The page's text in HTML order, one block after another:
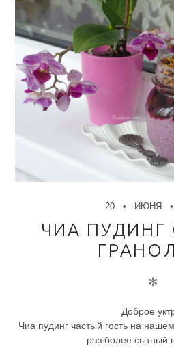
20 ИЮНЯ
ЧИА ПУДИНГ
✻
Доброе
Чиа пудинг частый гость на
раз более сытный